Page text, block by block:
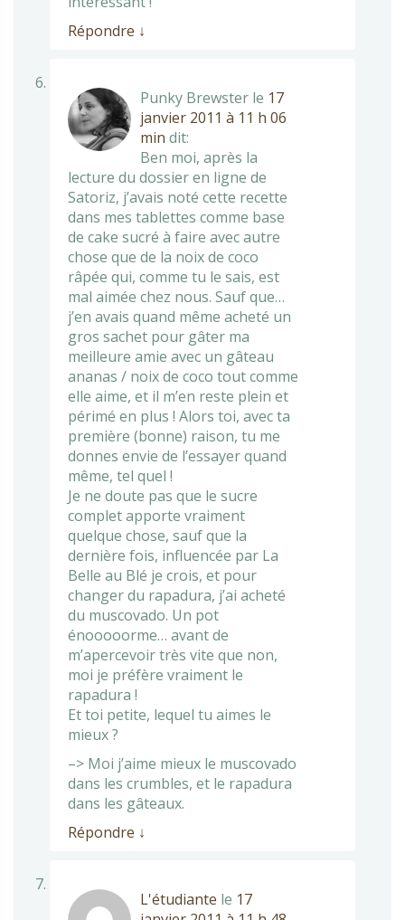
Répondre ↓
Punky Brewster le 17
janvier 2011 à 11 h 06
min dit:
Ben moi, après la
lecture du dossier en ligne de
Satoriz, j’avais noté cette recette
dans mes tablettes comme base
de cake sucré à faire avec autre
chose que de la noix de coco
râpée qui, comme tu le sais, est
mal aimée chez nous. Sauf que…
j’en avais quand même acheté un
gros sachet pour gâter ma
meilleure amie avec un gâteau
ananas / noix de coco tout comme
elle aime, et il m’en reste plein et
périmé en plus ! Alors toi, avec ta
première (bonne) raison, tu me
donnes envie de l’essayer quand
même, tel quel !
Je ne doute pas que le sucre
complet apporte vraiment
quelque chose, sauf que la
dernière fois, influencée par La
Belle au Blé je crois, et pour
changer du rapadura, j’ai acheté
du muscovado. Un pot
énooooorme… avant de
m’apercevoir très vite que non,
moi je préfère vraiment le
rapadura !
Et toi petite, lequel tu aimes le
mieux ?
–> Moi j’aime mieux le muscovado
dans les crumbles, et le rapadura
dans les gâteaux.
Répondre ↓
L'étudiante le 17